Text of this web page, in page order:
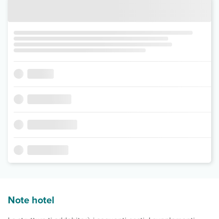
Note hotel